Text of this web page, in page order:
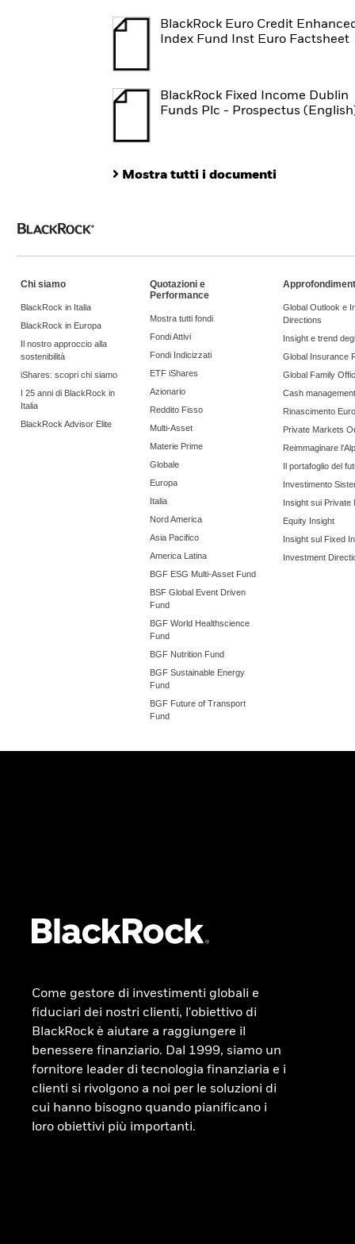
BlackRock Euro Credit
Index Fund Inst Euro Factsheet
BlackRock Fixed Income Dublin
Funds Plc - Prospectus
Mostra tutti i documenti
Chi siamo
BlackRock in Italia
BlackRock in Europa
Il nostro approccio alla
sostenibilità
iShares: scopri chi siamo
I 25 anni di BlackRock in
Italia
BlackRock Advisor Elite
Quotazioni e
Performance
Mostra tutti fondi
Fondi Attivi
Fondi Indicizzati
ETF iShares
Azionario
Reddito Fisso
Multi-Asset
Materie Prime
Globale
Europa
Italia
Nord America
Asia Pacifico
America Latina
BGF ESG Multi-Asset Fund
BSF Global Event Driven
Fund
BGF World Healthscience
Fund
BGF Nutrition Fund
BGF Sustainable Energy
Fund
BGF Future of Transport
Fund
Global Outlook e
Directions
Insight e trend
Global Insurance
Global Family
Cash management
Rinascimento
Private Markets
Reimmaginare
Il portafoglio del
Investimento
Insight sui Private
Equity Insight
Insight sul Fixed
Investment
Come gestore di investimenti globali e
fiduciari dei nostri clienti, l'obiettivo di
BlackRock è aiutare a raggiungere il
benessere finanziario. Dal 1999, siamo un
fornitore leader di tecnologia finanziaria e i
clienti si rivolgono a noi per le soluzioni di
cui hanno bisogno quando pianificano i
loro obiettivi più importanti.